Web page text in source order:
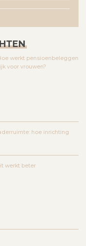
werkt pensioenbeleggen
voor vrouwen?
hoe inrichting
werkt beter